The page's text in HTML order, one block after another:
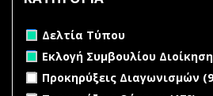
Remove Δελτία Τύπου filter
Δελτία Τύπου
Remove Εκλογή Συμβουλίου
Εκλογή Συμβουλίου
Apply Προκηρύξεις
Προκηρύξεις Διαγωνισμών